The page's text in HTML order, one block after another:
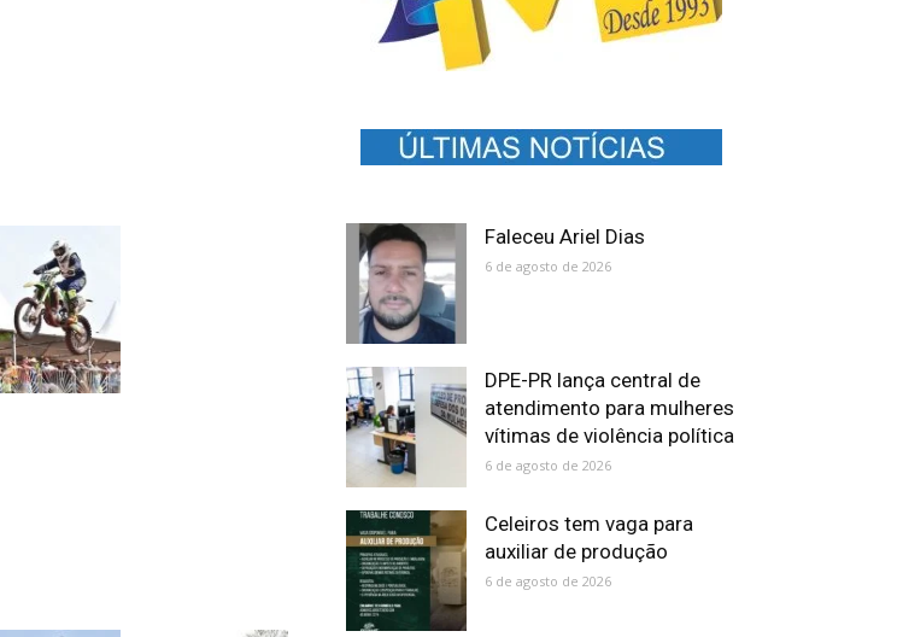
Faleceu Ariel Dias
6 de agosto de 2026
DPE-PR lança central de
atendimento para mulheres
vítimas de violência política
6 de agosto de 2026
Celeiros tem vaga para
auxiliar de produção
6 de agosto de 2026